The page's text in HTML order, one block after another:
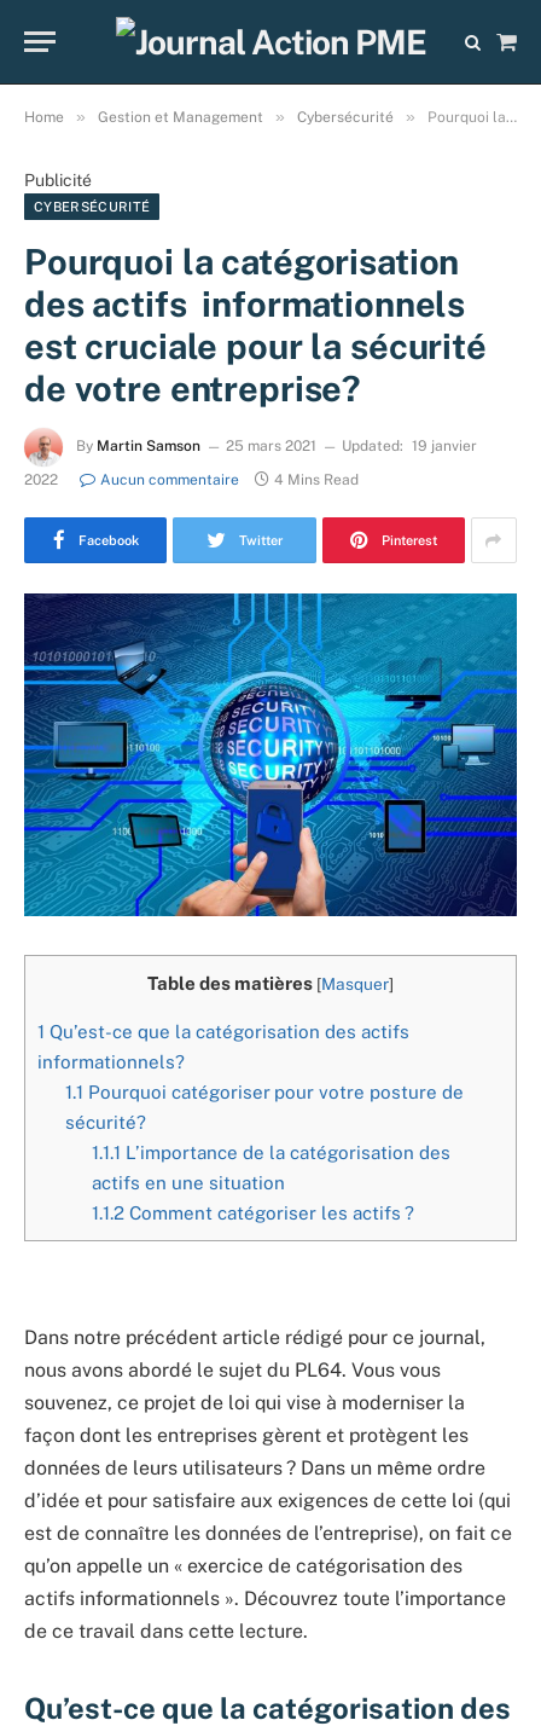
Cart
Home » Gestion et Management » Cybersécurité » Pourquoi la catégorisation des actifs informationnels est cruciale pour la sécurité de votre entreprise?
Publicité
CYBERSÉCURITÉ
Pourquoi la catégorisation
des actifs informationnels
est cruciale pour la sécurité
de votre entreprise?
By Martin Samson 25 mars 2021 Updated: 19 janvier
2022
Aucun commentaire 4 Mins Read
Facebook Twitter Pinterest
Table des matières [Masquer]
1 Qu’est-ce que la catégorisation des actifs
informationnels?
1.1 Pourquoi catégoriser pour votre posture de
sécurité?
1.1.1 L’importance de la catégorisation des
actifs en une situation
1.1.2 Comment catégoriser les actifs ?
Dans notre précédent article rédigé pour ce journal,
nous avons abordé le sujet du PL64. Vous vous
souvenez, ce projet de loi qui vise à moderniser la
façon dont les entreprises gèrent et protègent les
données de leurs utilisateurs ? Dans un même ordre
d’idée et pour satisfaire aux exigences de cette loi (qui
est de connaître les données de l’entreprise), on fait ce
qu’on appelle un « exercice de catégorisation des
actifs informationnels ». Découvrez toute l’importance
de ce travail dans cette lecture.
Qu’est-ce que la catégorisation des